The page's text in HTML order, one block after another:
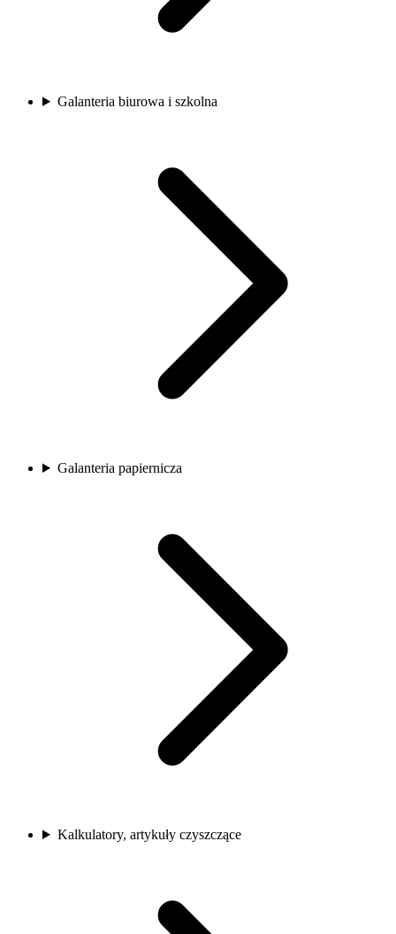
Galanteria biurowa i szkolna
Galanteria papiernicza
Kalkulatory, artykuły czyszczące